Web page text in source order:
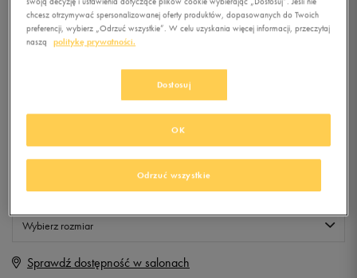
0.0(0)
Produkt niedostępny
Jeśli artykuł będzie ponownie dostępny, otrzymasz od nas powiadomienie.
Wybierz rozmiar
XS Powiadom o dostępności
Sprawdź dostępność w salonach
chcesz otrzymywać spersonalizowanej oferty produktów, dopasowanych do Twoich
preferencji, wybierz „Odrzuć wszystkie”. W celu uzyskania więcej informacji, przeczytaj
naszą
politykę prywatności.
Dostosuj
Odrzuć wszystkie
OK